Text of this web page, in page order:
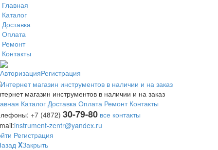
Главная
Каталог
Доставка
Оплата
Ремонт
Контакты
АвторизацияРегистрация
магазин инструментов в наличии и на заказ
Каталог Доставка Оплата Ремонт Контакты
+7 (4872) 30-79-80 все контакты
instrument-zentr@yandex.ru
Регистрация
XЗакрыть